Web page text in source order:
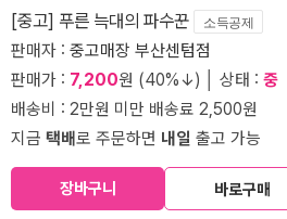
[중고] 푸른 늑대의 파수꾼 소득공제
판매자 : 중고매장 부산센텀점
판매가 : 7,200원 (40%↓) │ 상태 : 중
배송비 : 2만원 미만 배송료 2,500원
지금 택배로 주문하면 내일 출고 가능
장바구니 바로구매